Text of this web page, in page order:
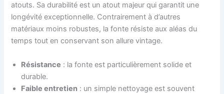
atouts. Sa durabilité est un atout majeur qui garantit une
longévité exceptionnelle. Contrairement à d’autres
matériaux moins robustes, la fonte résiste aux aléas du
temps tout en conservant son allure vintage.
Résistance : la fonte est particulièrement solide et
durable.
Faible entretien : un simple nettoyage est souvent